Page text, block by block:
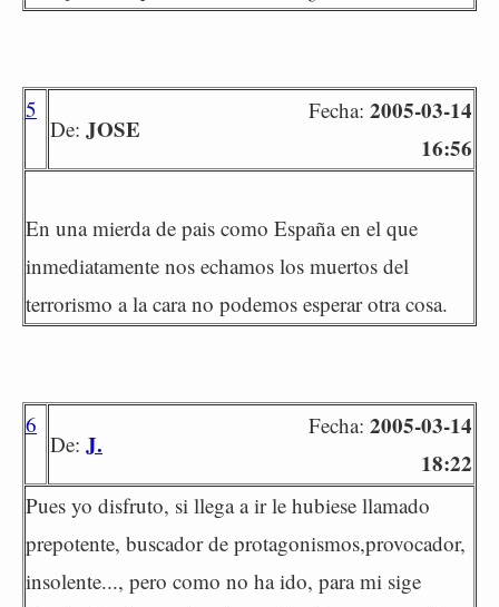
5
De: JOSE
Fecha: 2005-03-14
16:56
En una mierda de pais como España en el que
inmediatamente nos echamos los muertos del
terrorismo a la cara no podemos esperar otra cosa.
6
De: J.
Fecha: 2005-03-14
18:22
Pues yo disfruto, si llega a ir le hubiese llamado
prepotente, buscador de protagonismos,provocador,
insolente..., pero como no ha ido, para mi sige